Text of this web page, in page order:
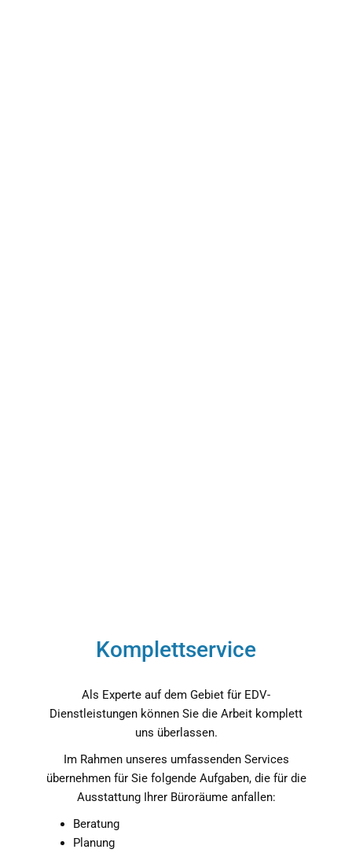
Komplettservice
Als Experte auf dem Gebiet für EDV-
Dienstleistungen können Sie die Arbeit komplett
uns überlassen.
Im Rahmen unseres umfassenden Services
übernehmen für Sie folgende Aufgaben, die für die
Ausstattung Ihrer Büroräume anfallen:
Beratung
Planung